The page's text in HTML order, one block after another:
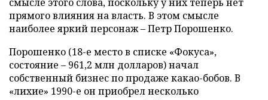
прямого влияния на власть. В этом смысле
наиболее яркий персонаж – Петр Порошенко.
Порошенко (18-е место в списке «Фокуса»,
состояние – 961,2 млн долларов) начал
собственный бизнес по продаже какао-бобов. В
«лихие» 1990-е он приобрел несколько